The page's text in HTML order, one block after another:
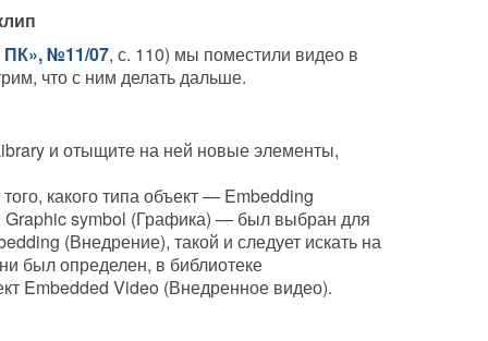
№11/07, с. 110) мы поместили видео в
что с ним делать дальше.
и отыщите на ней новые элементы,
какого типа объект — Embedding
symbol (Графика) — был выбран для
(Внедрение), такой и следует искать на
был определен, в библиотеке
Embedded Video (Внедренное видео).